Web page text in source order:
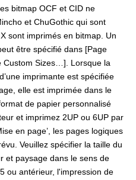
bitmap OCF et CID ne
et ChuGothic qui sont
sont imprimés en bitmap. Un
être spécifié dans [Page
Custom Sizes…]. Lorsque la
imprimante est spécifiée
elle est imprimée dans le
de papier personnalisé
et imprimez 2UP ou 6UP par
en page’, les pages logiques
Veuillez spécifier la taille du
et paysage dans le sens de
ou antérieur, l'impression de